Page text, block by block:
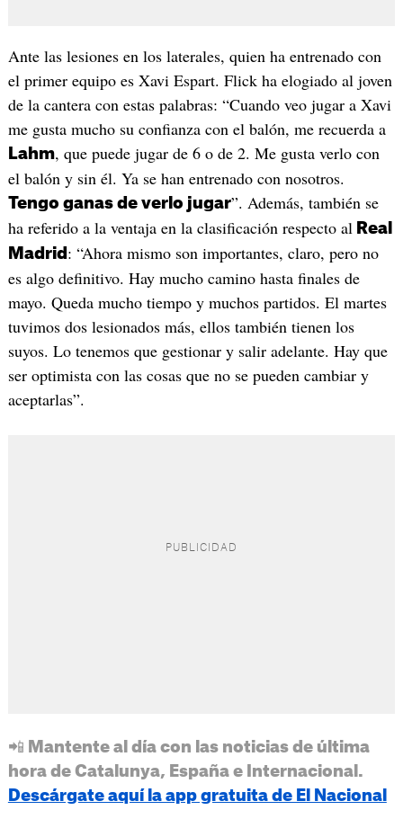
Ante las lesiones en los laterales, quien ha entrenado con
el primer equipo es Xavi Espart. Flick ha elogiado al joven
de la cantera con estas palabras: “Cuando veo jugar a Xavi
me gusta mucho su confianza con el balón, me recuerda a
Lahm, que puede jugar de 6 o de 2. Me gusta verlo con
el balón y sin él. Ya se han entrenado con nosotros.
Tengo ganas de verlo jugar”. Además, también se
ha referido a la ventaja en la clasificación respecto al Real
Madrid : “Ahora mismo son importantes, claro, pero no
es algo definitivo. Hay mucho camino hasta finales de
mayo. Queda mucho tiempo y muchos partidos. El martes
tuvimos dos lesionados más, ellos también tienen los
suyos. Lo tenemos que gestionar y salir adelante. Hay que
ser optimista con las cosas que no se pueden cambiar y
aceptarlas”.
📲 Mantente al día con las noticias de última
hora de Catalunya, España e Internacional.
Descárgate aquí la app gratuita de El Nacional